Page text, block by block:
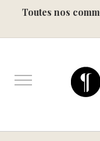
Toutes nos